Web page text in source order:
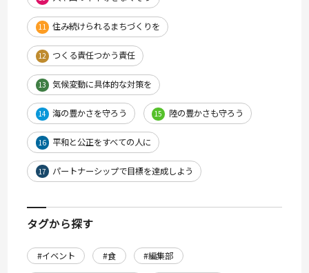
11 住み続けられるまちづくりを
12 つくる責任つかう責任
13 気候変動に具体的な対策を
14 海の豊かさを守ろう 15 陸の豊かさも守ろう
16 平和と公正をすべての人に
17 パートナーシップで目標を達成しよう
タグから探す
#イベント #食
#編集部